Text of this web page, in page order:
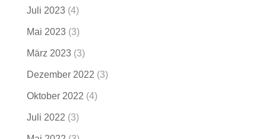
Juli 2023(4)
Mai 2023(3)
März 2023(3)
Dezember 2022 (3)
Oktober 2022 (4)
Juli 2022 (3)